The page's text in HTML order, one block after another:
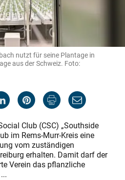
nutzt für seine Plantage in
aus der Schweiz. Foto:
Club (CSC) „Southside
im Rems-Murr-Kreis eine
vom zuständigen
erhalten. Damit darf der
Verein das pflanzliche